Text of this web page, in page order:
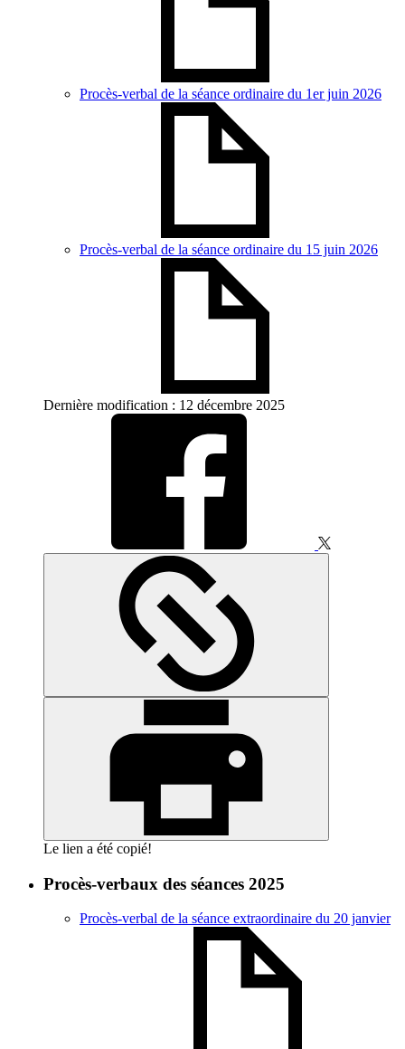
Procès-verbal de la séance ordinaire du 1er juin 2026
Procès-verbal de la séance ordinaire du 15 juin 2026
Dernière modification : 12 décembre 2025
Le lien a été copié!
Procès-verbaux des séances 2025
Procès-verbal de la séance extraordinaire du 20 janvier